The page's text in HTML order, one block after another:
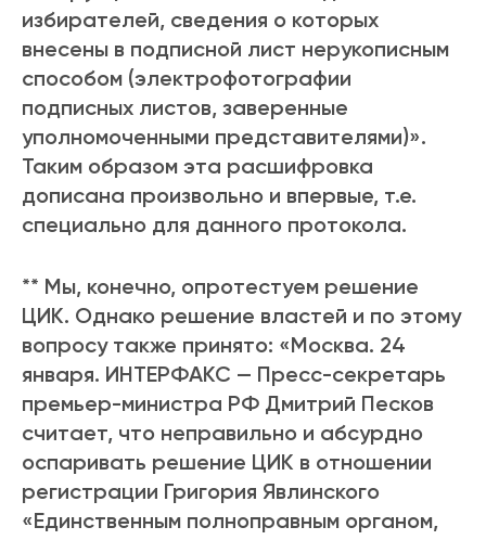
избирателей, сведения о которых
внесены в подписной лист нерукописным
способом (электрофотографии
подписных листов, заверенные
уполномоченными представителями)».
Таким образом эта расшифровка
дописана произвольно и впервые, т.е.
специально для данного протокола.
** Мы, конечно, опротестуем решение
ЦИК. Однако решение властей и по этому
вопросу также принято: «Москва. 24
января. ИНТЕРФАКС — Пресс-секретарь
премьер-министра РФ Дмитрий Песков
считает, что неправильно и абсурдно
оспаривать решение ЦИК в отношении
регистрации Григория Явлинского
«Единственным полноправным органом,